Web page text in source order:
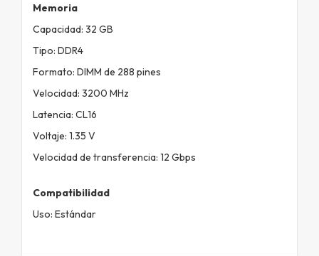
Memoria
Capacidad: 32 GB
Tipo: DDR4
Formato: DIMM de 288 pines
Velocidad: 3200 MHz
Latencia: CL16
Voltaje: 1.35 V
Velocidad de transferencia: 12 Gbps
Compatibilidad
Uso: Estándar